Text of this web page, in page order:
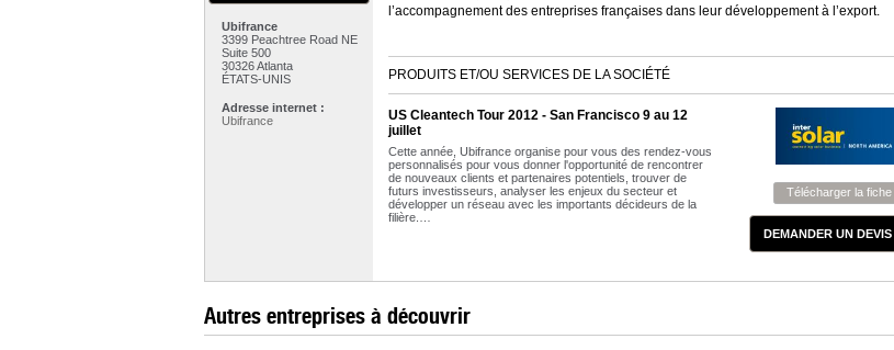
Ubifrance
3399 Peachtree Road NE
Suite 500
30326 Atlanta
ÉTATS-UNIS
Adresse internet :
Ubifrance
l’accompagnement des entreprises françaises dans leur développement à l’export.
PRODUITS ET/OU SERVICES DE LA SOCIÉTÉ
Télécharger la fiche
DEMANDER UN DEVIS
US Cleantech Tour 2012 - San Francisco 9 au 12
juillet
Cette année, Ubifrance organise pour vous des rendez-vous
personnalisés pour vous donner l'opportunité de rencontrer
de nouveaux clients et partenaires potentiels, trouver de
futurs investisseurs, analyser les enjeux du secteur et
développer un réseau avec les importants décideurs de la
filière.…
Autres entreprises à découvrir